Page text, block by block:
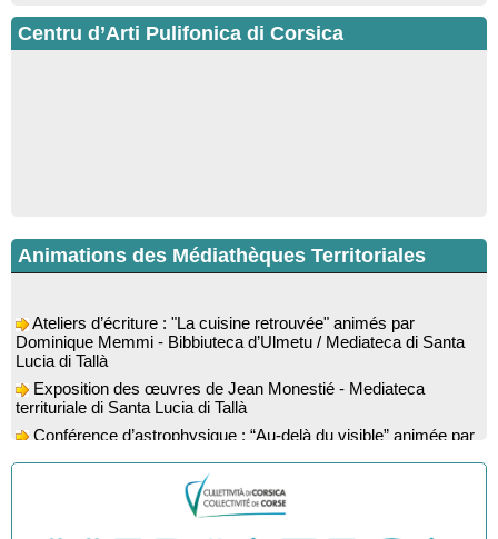
Centru d’Arti Pulifonica di Corsica
Animations des Médiathèques Territoriales
Dominique Memmi - Bibbiuteca d’Ulmetu / Mediateca di Santa
Lucia di Tallà
territuriale di Santa Lucia di Tallà
l’astrophysicien Paul Guerrini - Médiathèque - Pitretu è
Bicchisgià
Exposition des œuvres de Dominique Malberti Morin :
"Racines, peintures acryliques et aquarelles" - Mediateca